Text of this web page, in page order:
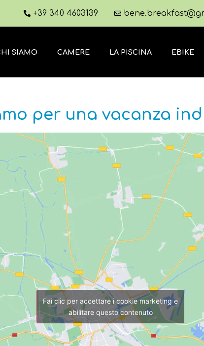
+39 340 4603139
SIAMO CAMERE LA PISCINA EBIKE
per una vacanza
Fai clic per accettare i cookie marketing e
abilitare questo contenuto